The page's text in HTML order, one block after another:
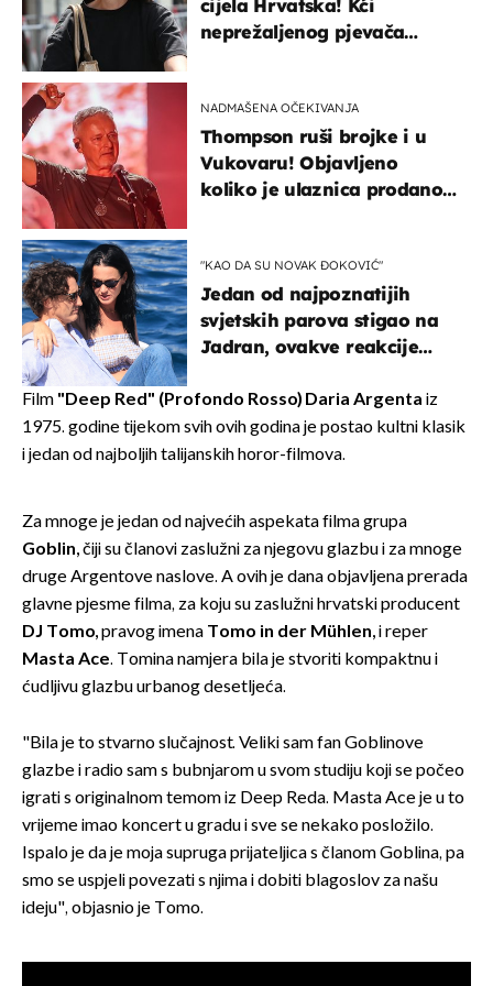
cijela Hrvatska! Kći
neprežaljenog pjevača
NADMAŠENA OČEKIVANJA
Thompson ruši brojke i u
Vukovaru! Objavljeno
koliko je ulaznica prodano
"KAO DA SU NOVAK ĐOKOVIĆ"
Jedan od najpoznatijih
svjetskih parova stigao na
Jadran, ovakve reakcije
Film "Deep Red" (Profondo Rosso) Daria Argenta iz
1975. godine tijekom svih ovih godina je postao kultni klasik
i jedan od najboljih talijanskih horor-filmova.
Za mnoge je jedan od najvećih aspekata filma grupa
Goblin,čiji su članovi zaslužni za njegovu glazbu i za mnoge
druge Argentove naslove. A ovih je dana objavljena prerada
glavne pjesme filma, za koju su zaslužni hrvatski producent
DJ Tomo,pravog imena Tomo in der Mühlen,i reper
Masta Ace. Tomina namjera bila je stvoriti kompaktnu i
ćudljivu glazbu urbanog desetljeća.
"Bila je to stvarno slučajnost. Veliki sam fan Goblinove
glazbe i radio sam s bubnjarom u svom studiju koji se počeo
igrati s originalnom temom iz Deep Reda. Masta Ace je u to
vrijeme imao koncert u gradu i sve se nekako posložilo.
Ispalo je da je moja supruga prijateljica s članom Goblina, pa
smo se uspjeli povezati s njima i dobiti blagoslov za našu
ideju", objasnio je Tomo.